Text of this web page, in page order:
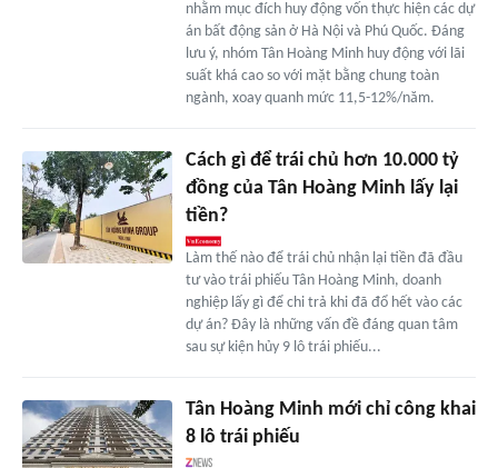
nhằm mục đích huy động vốn thực hiện các dự
án bất động sản ở Hà Nội và Phú Quốc. Đáng
lưu ý, nhóm Tân Hoàng Minh huy động với lãi
suất khá cao so với mặt bằng chung toàn
ngành, xoay quanh mức 11,5-12%/năm.
Cách gì để trái chủ hơn 10.000 tỷ
đồng của Tân Hoàng Minh lấy lại
tiền?
Làm thế nào để trái chủ nhận lại tiền đã đầu
tư vào trái phiếu Tân Hoàng Minh, doanh
nghiệp lấy gì để chi trả khi đã đổ hết vào các
dự án? Đây là những vấn đề đáng quan tâm
sau sự kiện hủy 9 lô trái phiếu...
Tân Hoàng Minh mới chỉ công khai
8 lô trái phiếu